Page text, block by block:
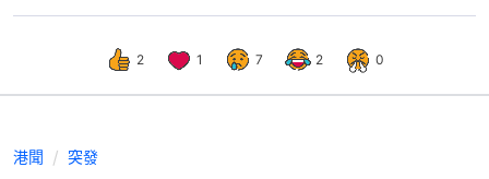
2 1 7 2 0
港聞 突發